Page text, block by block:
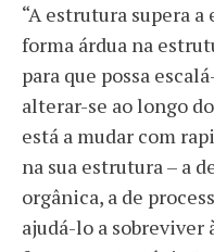
“A estrutura supera
forma árdua na
para que possa
alterar-se ao longo
está a mudar com
na sua estrutura – a
orgânica, a de
ajudá-lo a sobreviver